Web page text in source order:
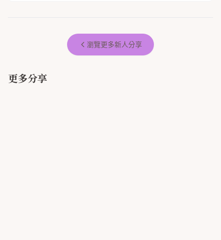
瀏覽更多新人分享
更多分享
大推拍拍印，讓婚禮更加完美😍